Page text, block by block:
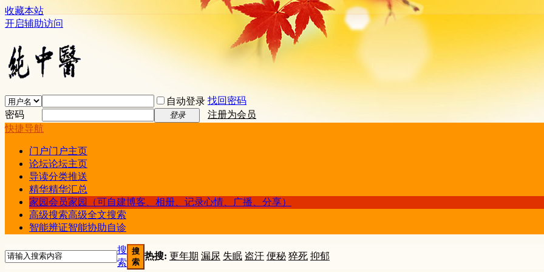
收藏本站
开启辅助访问
自动登录 找回密码
密码
登录
注册为会员
快捷导航
门户门户主页
论坛论坛主页
导读分类推送
精华精华汇总
家园会员家园（可自建博客、相册、记录心情、广播、分享）
高级搜索高级全文搜索
智能辨证智能协助自诊
搜
索
搜
索
热搜: 更年期 漏尿 失眠 盗汗 便秘 猝死 抑郁